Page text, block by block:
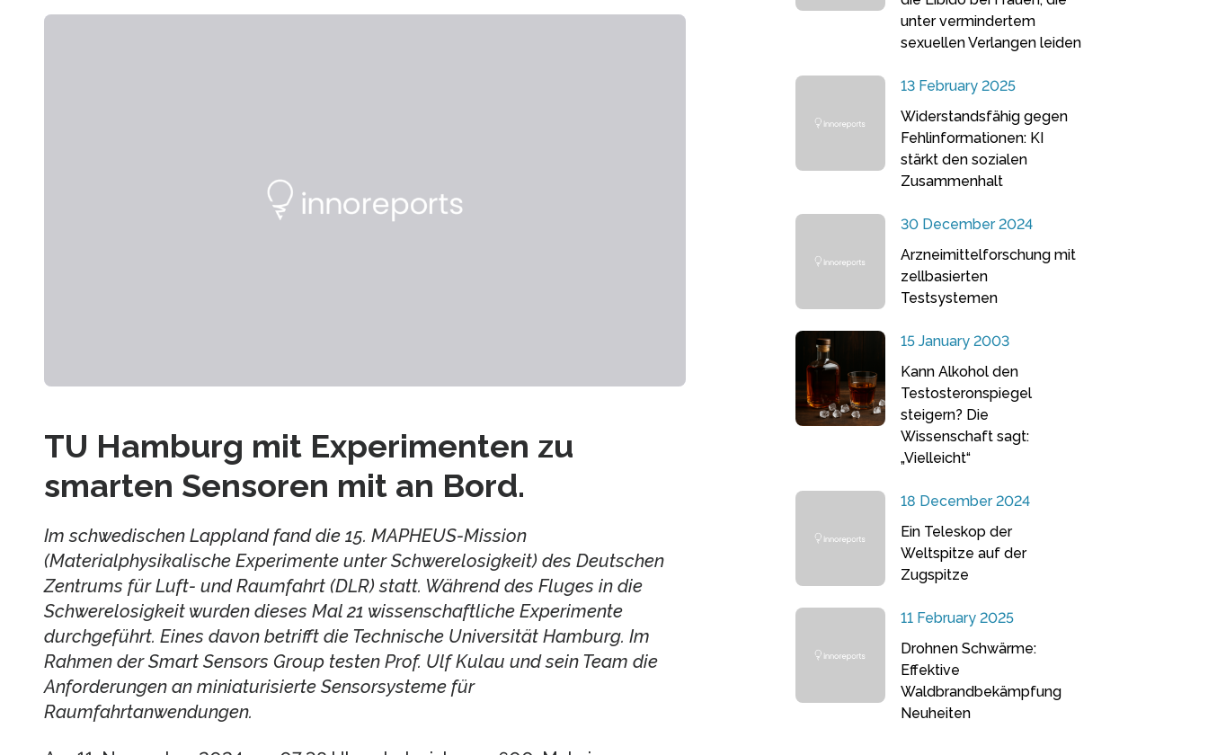
TU Hamburg mit Experimenten zu
smarten Sensoren mit an Bord.
Im schwedischen Lappland fand die 15. MAPHEUS-Mission
(Materialphysikalische Experimente unter Schwerelosigkeit) des Deutschen
Zentrums für Luft- und Raumfahrt (DLR) statt. Während des Fluges in die
Schwerelosigkeit wurden dieses Mal 21 wissenschaftliche Experimente
durchgeführt. Eines davon betrifft die Technische Universität Hamburg. Im
Rahmen der Smart Sensors Group testen Prof. Ulf Kulau und sein Team die
Anforderungen an miniaturisierte Sensorsysteme für
Raumfahrtanwendungen.
unter vermindertem
sexuellen Verlangen leiden
13 February 2025
Widerstandsfähig gegen
Fehlinformationen: KI
stärkt den sozialen
Zusammenhalt
30 December 2024
Arzneimittelforschung mit
zellbasierten
Testsystemen
15 January 2003
Kann Alkohol den
Testosteronspiegel
steigern? Die
Wissenschaft sagt:
„Vielleicht“
18 December 2024
Ein Teleskop der
Weltspitze auf der
Zugspitze
11 February 2025
Drohnen Schwärme:
Effektive
Waldbrandbekämpfung
Neuheiten